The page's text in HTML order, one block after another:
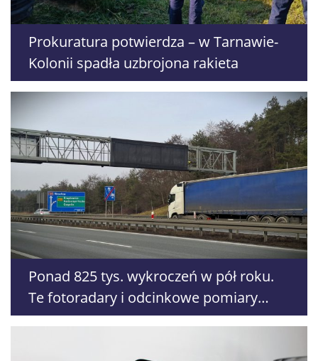
Prokuratura potwierdza – w Tarnawie-
Kolonii spadła uzbrojona rakieta
Ponad 825 tys. wykroczeń w pół roku.
Te fotoradary i odcinkowe pomiary
zarejestrowały ich najwięcej